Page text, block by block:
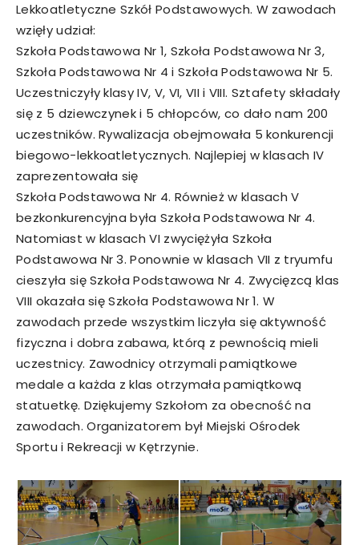
Lekkoatletyczne Szkół Podstawowych. W zawodach
wzięły udział:
Szkoła Podstawowa Nr 1, Szkoła Podstawowa Nr 3,
Szkoła Podstawowa Nr 4 i Szkoła Podstawowa Nr 5.
Uczestniczyły klasy IV, V, VI, VII i VIII. Sztafety składały
się z 5 dziewczynek i 5 chłopców, co dało nam 200
uczestników. Rywalizacja obejmowała 5 konkurencji
biegowo-lekkoatletycznych. Najlepiej w klasach IV
zaprezentowała się
Szkoła Podstawowa Nr 4. Również w klasach V
bezkonkurencyjna była Szkoła Podstawowa Nr 4.
Natomiast w klasach VI zwyciężyła Szkoła
Podstawowa Nr 3. Ponownie w klasach VII z tryumfu
cieszyła się Szkoła Podstawowa Nr 4. Zwycięzcą klas
VIII okazała się Szkoła Podstawowa Nr 1. W
zawodach przede wszystkim liczyła się aktywność
fizyczna i dobra zabawa, którą z pewnością mieli
uczestnicy. Zawodnicy otrzymali pamiątkowe
medale a każda z klas otrzymała pamiątkową
statuetkę. Dziękujemy Szkołom za obecność na
zawodach. Organizatorem był Miejski Ośrodek
Sportu i Rekreacji w Kętrzynie.